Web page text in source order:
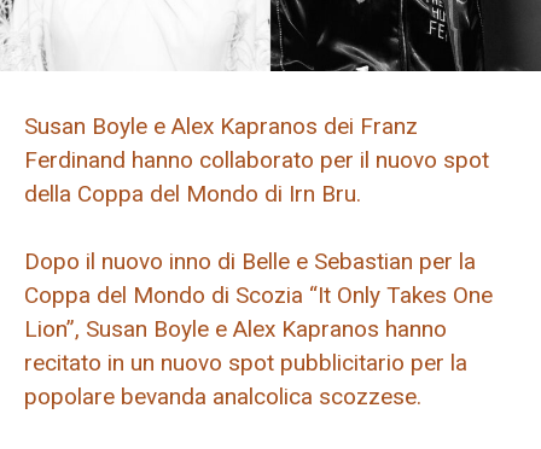
Susan Boyle e Alex Kapranos dei Franz
Ferdinand hanno collaborato per il nuovo spot
della Coppa del Mondo di Irn Bru.
Dopo il nuovo inno di Belle e Sebastian per la
Coppa del Mondo di Scozia “It Only Takes One
Lion”, Susan Boyle e Alex Kapranos hanno
recitato in un nuovo spot pubblicitario per la
popolare bevanda analcolica scozzese.